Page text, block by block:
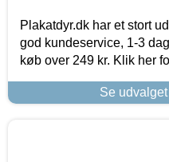
Plakatdyr.dk har et stort
god kundeservice, 1-3
køb over 249 kr. Klik her
Se